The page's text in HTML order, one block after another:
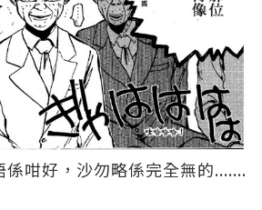
咁好，沙勿略係完全無的.......